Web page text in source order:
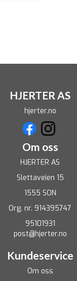
HJERTER AS
hjerter.no
Om oss
HJERTER AS
Slettaveien 15
1555 SON
Org. nr. 914395747
95101931
post@hjerter.no
Kundeservice
Om oss